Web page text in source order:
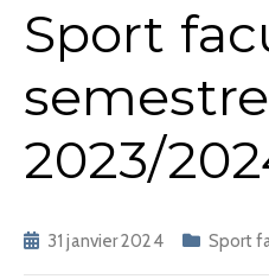
Sport
semestre
2023/
31 janvier 2024 Sport